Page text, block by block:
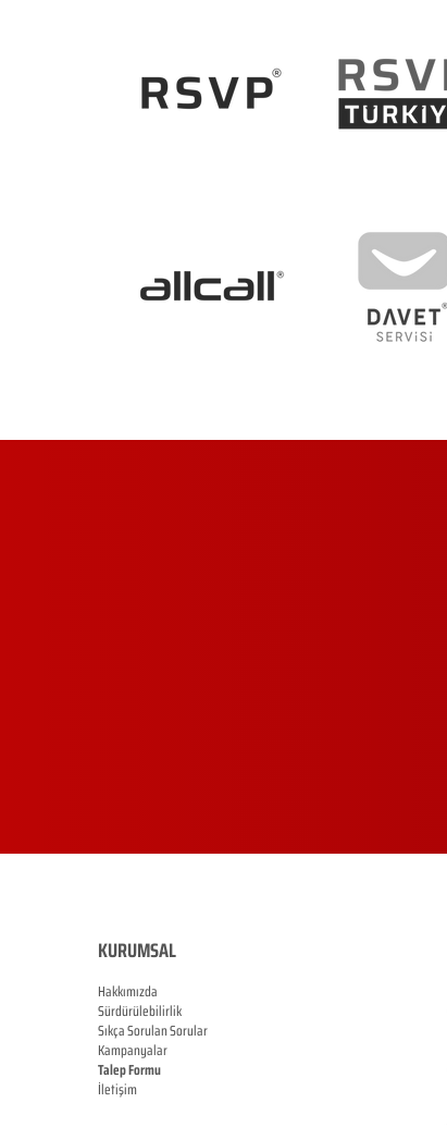
KURUMSAL
Hakkımızda
Sürdürülebilirlik
Sıkça Sorulan Sorular
Kampanyalar
Talep Formu
İletişim